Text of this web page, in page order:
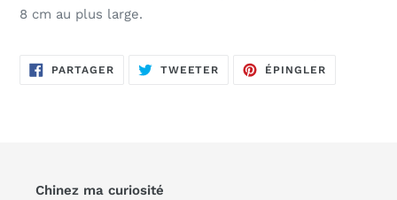
votre
8 cm au plus large.
PARTAGERPARTAGERTWEETER TWEETERÉPINGLER
Chinez ma curiosité